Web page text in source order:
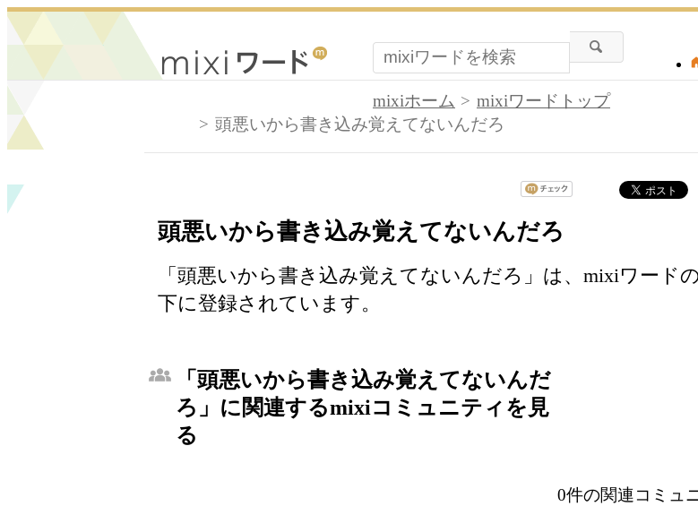
mixiホーム
mixiワードトップ
頭悪いから書き込み覚えてないんだろ
頭悪いから書き込み覚えてないんだろ
「頭悪いから書き込み覚えてないんだろ」は、mixiワード
下に登録されています。
「頭悪いから書き込み覚えてないんだ
ろ」に関連するmixiコミュニティを見
る
0件の関連コミュ